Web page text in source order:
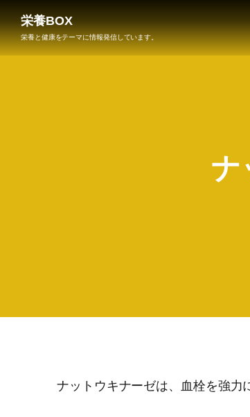
栄養BOX
栄養と健康をテーマに情報発信しています。
ナ
ナットウキナーゼは、血栓を強力